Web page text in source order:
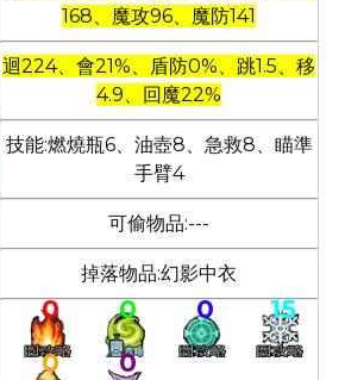
168、魔攻96、魔防141
迴224、會21%、盾防0%、跳1.5、移
4.9、回魔22%
技能:燃燒瓶6、油壺8、急救8、瞄準
手臂4
可偷物品:---
掉落物品:幻影中衣
0 0 0
15
0
0